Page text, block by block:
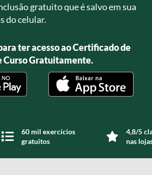
gratuito que é salvo em sua
do celular.
ter acesso ao Certificado de
Curso Gratuitamente.
60 mil exercícios
gratuitos
4,8/5
nas